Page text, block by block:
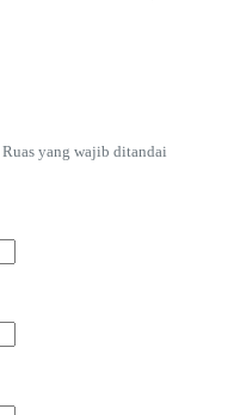
Ruas yang wajib ditandai